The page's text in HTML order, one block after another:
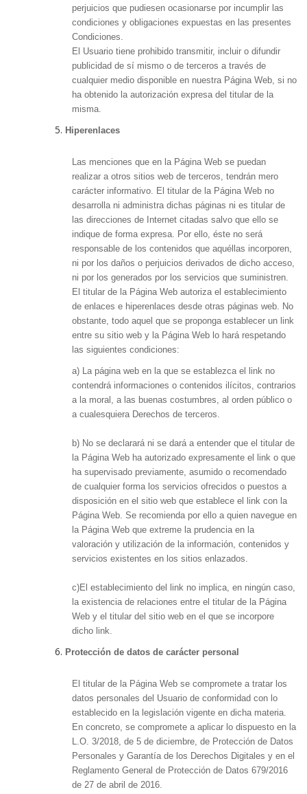
perjuicios que pudiesen ocasionarse por incumplir las
condiciones y obligaciones expuestas en las presentes
Condiciones.
El Usuario tiene prohibido transmitir, incluir o difundir
publicidad de sí mismo o de terceros a través de
cualquier medio disponible en nuestra Página Web, si no
ha obtenido la autorización expresa del titular de la
misma.
Hiperenlaces
Las menciones que en la Página Web se puedan
realizar a otros sitios web de terceros, tendrán mero
carácter informativo. El titular de la Página Web no
desarrolla ni administra dichas páginas ni es titular de
las direcciones de Internet citadas salvo que ello se
indique de forma expresa. Por ello, éste no será
responsable de los contenidos que aquéllas incorporen,
ni por los daños o perjuicios derivados de dicho acceso,
ni por los generados por los servicios que suministren.
El titular de la Página Web autoriza el establecimiento
de enlaces e hiperenlaces desde otras páginas web. No
obstante, todo aquel que se proponga establecer un link
entre su sitio web y la Página Web lo hará respetando
las siguientes condiciones:
a) La página web en la que se establezca el link no
contendrá informaciones o contenidos ilícitos, contrarios
a la moral, a las buenas costumbres, al orden público o
a cualesquiera Derechos de terceros.
b) No se declarará ni se dará a entender que el titular de
la Página Web ha autorizado expresamente el link o que
ha supervisado previamente, asumido o recomendado
de cualquier forma los servicios ofrecidos o puestos a
disposición en el sitio web que establece el link con la
Página Web. Se recomienda por ello a quien navegue en
la Página Web que extreme la prudencia en la
valoración y utilización de la información, contenidos y
servicios existentes en los sitios enlazados.
c)El establecimiento del link no implica, en ningún caso,
la existencia de relaciones entre el titular de la Página
Web y el titular del sitio web en el que se incorpore
dicho link.
Protección de datos de carácter personal
El titular de la Página Web se compromete a tratar los
datos personales del Usuario de conformidad con lo
establecido en la legislación vigente en dicha materia.
En concreto, se compromete a aplicar lo dispuesto en la
L.O. 3/2018, de 5 de diciembre, de Protección de Datos
Personales y Garantía de los Derechos Digitales y en el
Reglamento General de Protección de Datos 679/2016
de 27 de abril de 2016.